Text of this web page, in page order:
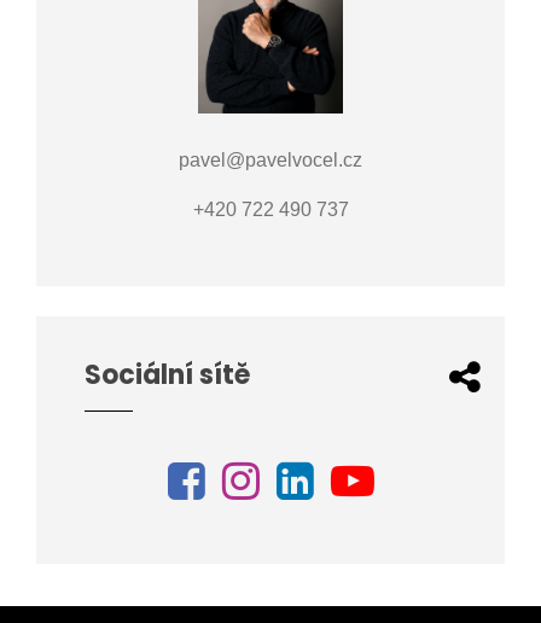
pavel@pavelvocel.cz
+420 722 490 737
Sociální sítě